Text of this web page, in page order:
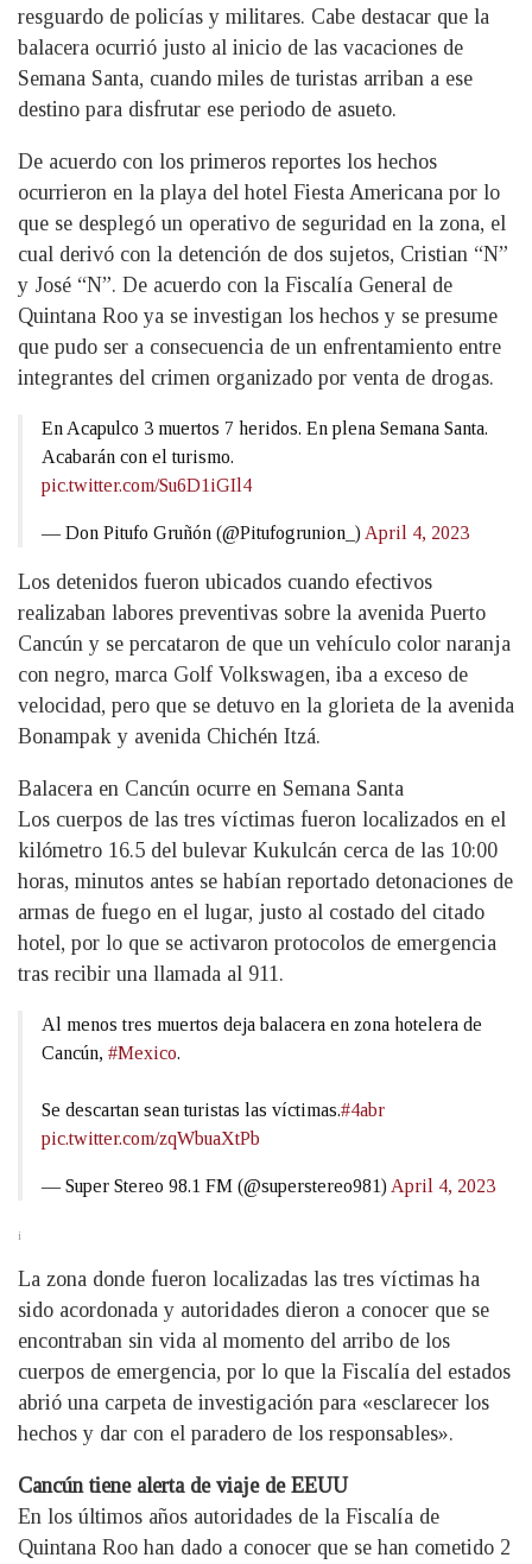
resguardo de policías y militares. Cabe destacar que la
balacera ocurrió justo al inicio de las vacaciones de
Semana Santa, cuando miles de turistas arriban a ese
destino para disfrutar ese periodo de asueto.
De acuerdo con los primeros reportes los hechos
ocurrieron en la playa del hotel Fiesta Americana por lo
que se desplegó un operativo de seguridad en la zona, el
cual derivó con la detención de dos sujetos, Cristian “N”
y José “N”. De acuerdo con la Fiscalía General de
Quintana Roo ya se investigan los hechos y se presume
que pudo ser a consecuencia de un enfrentamiento entre
integrantes del crimen organizado por venta de drogas.
En Acapulco 3 muertos 7 heridos. En plena Semana Santa.
Acabarán con el turismo.
pic.twitter.com/Su6D1iGIl4
— Don Pitufo Gruñón (@Pitufogrunion_) April 4, 2023
Los detenidos fueron ubicados cuando efectivos
realizaban labores preventivas sobre la avenida Puerto
Cancún y se percataron de que un vehículo color naranja
con negro, marca Golf Volkswagen, iba a exceso de
velocidad, pero que se detuvo en la glorieta de la avenida
Bonampak y avenida Chichén Itzá.
Balacera en Cancún ocurre en Semana Santa
Los cuerpos de las tres víctimas fueron localizados en el
kilómetro 16.5 del bulevar Kukulcán cerca de las 10:00
horas, minutos antes se habían reportado detonaciones de
armas de fuego en el lugar, justo al costado del citado
hotel, por lo que se activaron protocolos de emergencia
tras recibir una llamada al 911.
Al menos tres muertos deja balacera en zona hotelera de
Cancún, #Mexico.
Se descartan sean turistas las víctimas.#4abr
pic.twitter.com/zqWbuaXtPb
— Super Stereo 98.1 FM (@superstereo981) April 4, 2023
i
La zona donde fueron localizadas las tres víctimas ha
sido acordonada y autoridades dieron a conocer que se
encontraban sin vida al momento del arribo de los
cuerpos de emergencia, por lo que la Fiscalía del estados
abrió una carpeta de investigación para «esclarecer los
hechos y dar con el paradero de los responsables».
Cancún tiene alerta de viaje de EEUU
En los últimos años autoridades de la Fiscalía de
Quintana Roo han dado a conocer que se han cometido 2